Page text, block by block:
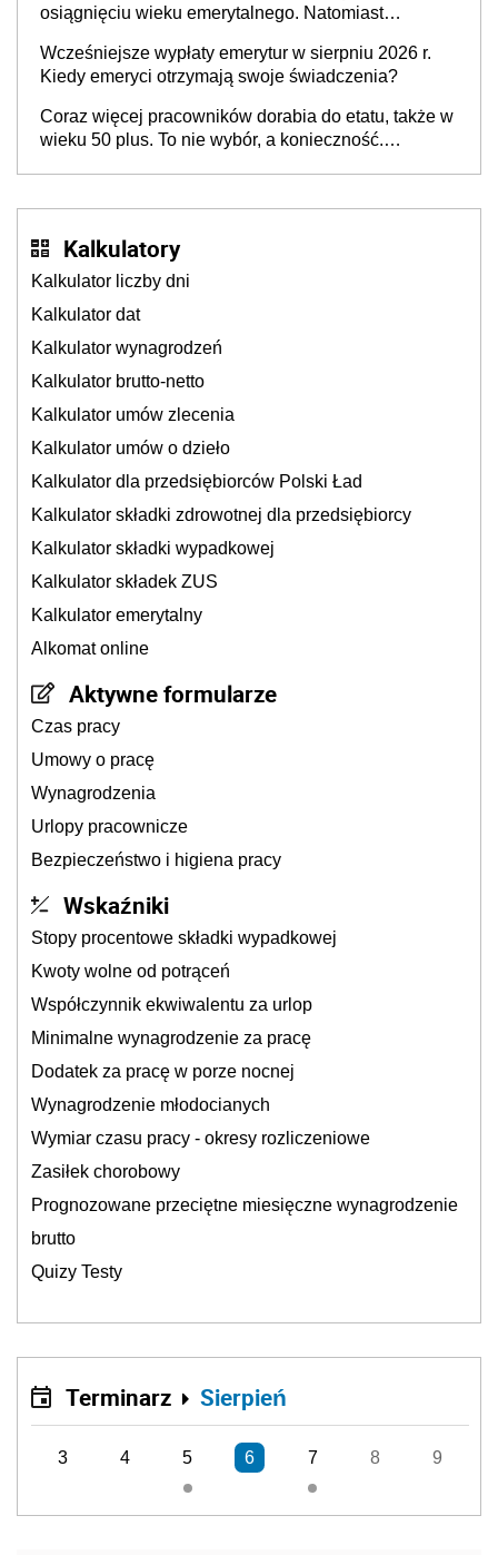
osiągnięciu wieku emerytalnego. Natomiast
stanie? Pracownicy 45+ to siła napędowa
gospodarki
Wcześniejsze wypłaty emerytur w sierpniu 2026 r.
Kiedy emeryci otrzymają swoje świadczenia?
Coraz więcej pracowników dorabia do etatu, także w
wieku 50 plus. To nie wybór, a konieczność.
Kalkulatory
Kalkulator liczby dni
Kalkulator dat
Kalkulator wynagrodzeń
Kalkulator brutto-netto
Kalkulator umów zlecenia
Kalkulator umów o dzieło
Kalkulator dla przedsiębiorców Polski Ład
Kalkulator składki zdrowotnej dla przedsiębiorcy
Kalkulator składki wypadkowej
Kalkulator składek ZUS
Kalkulator emerytalny
Alkomat online
Aktywne formularze
Czas pracy
Umowy o pracę
Wynagrodzenia
Urlopy pracownicze
Bezpieczeństwo i higiena pracy
Wskaźniki
Stopy procentowe składki wypadkowej
Kwoty wolne od potrąceń
Współczynnik ekwiwalentu za urlop
Minimalne wynagrodzenie za pracę
Dodatek za pracę w porze nocnej
Wynagrodzenie młodocianych
Wymiar czasu pracy - okresy rozliczeniowe
Zasiłek chorobowy
Prognozowane przeciętne miesięczne wynagrodzenie
brutto
Quizy Testy
Terminarz Sierpień
3 4 5 6 7 8 9